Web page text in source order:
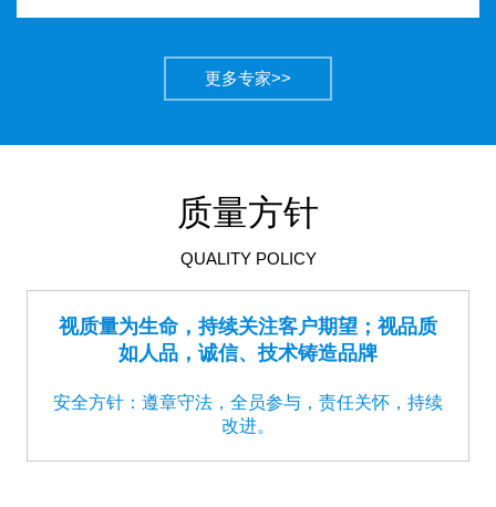
市有突出贡献中青年专...
更多专家>>
质量方针
QUALITY POLICY
视质量为生命，持续关注客户期望；视品质
如人品，诚信、技术铸造品牌
安全方针：遵章守法，全员参与，责任关怀，持续
改进。